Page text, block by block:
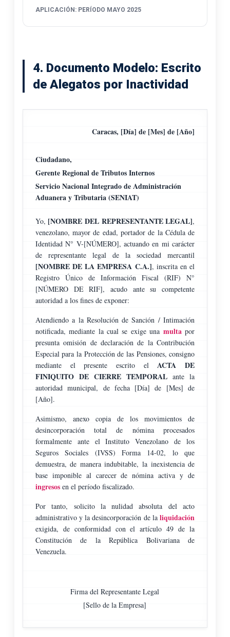
APLICACIÓN: PERÍODO MAYO 2025
4. Documento Modelo: Escrito
de Alegatos por Inactividad
Caracas, [Día] de [Mes] de [Año]
Ciudadano,
Gerente Regional de Tributos Internos
Servicio Nacional Integrado de Administración
Aduanera y Tributaria (SENIAT)
Yo, [NOMBRE DEL REPRESENTANTE LEGAL],
venezolano, mayor de edad, portador de la Cédula de
Identidad N° V-[NÚMERO], actuando en mi carácter
de representante legal de la sociedad mercantil
[NOMBRE DE LA EMPRESA C.A.], inscrita en el
Registro Único de Información Fiscal (RIF) N°
[NÚMERO DE RIF], acudo ante su competente
autoridad a los fines de exponer:
Atendiendo a la Resolución de Sanción / Intimación
notificada, mediante la cual se exige una multapor
presunta omisión de declaración de la Contribución
Especial para la Protección de las Pensiones, consigno
mediante el presente escrito elACTA DE
FINIQUITO DE CIERRE TEMPORAL ante la
autoridad municipal, de fecha [Día] de [Mes] de
[Año].
Asimismo, anexo copia de los movimientos de
desincorporación total de nómina procesados
formalmente ante el Instituto Venezolano de los
Seguros Sociales (IVSS) Forma 14-02, lo que
demuestra, de manera indubitable, la inexistencia de
base imponible al carecer de nómina activa y de
ingresosen el período fiscalizado.
Por tanto, solicito la nulidad absoluta del acto
administrativo y la desincorporación de laliquidación
exigida, de conformidad con el artículo 49 de la
Constitución de la República Bolivariana de
Venezuela.
Firma del Representante Legal
[Sello de la Empresa]